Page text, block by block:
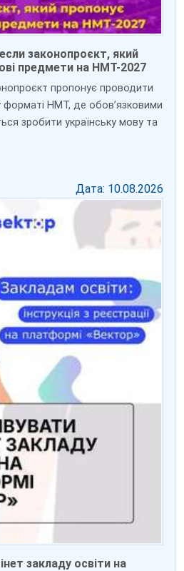
законопроєкт, який
предмети на НМТ-2027
пропонує проводити
форматі НМТ, де обов’язковими
зробити українську мову та
Дата: 10.08.2026
закладу освіти на